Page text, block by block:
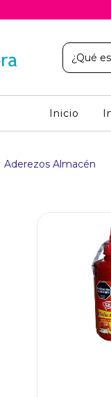
Inicio
Aderezos Almacén